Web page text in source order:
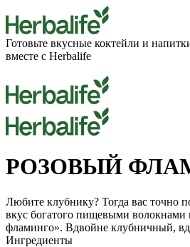
Готовьте вкусные коктейли и
вместе с Herbalife
РОЗОВЫЙ
Любите клубнику? Тогда вас точно
вкус богатого пищевыми волокнами
фламинго». Вдвойне клубничный,
Ингредиенты